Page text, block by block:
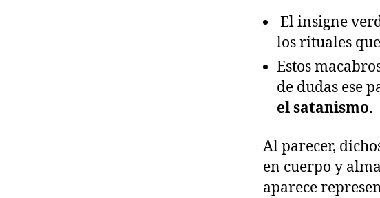
El insigne
los rituales
Estos
de dudas ese
el satanismo.
Al parecer,
en cuerpo y
aparece